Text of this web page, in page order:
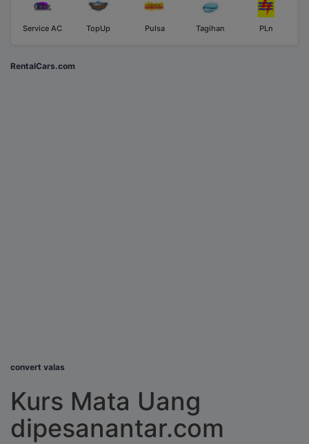
Service AC TopUp Pulsa Tagihan PLn
RentalCars.com
convert valas
Kurs Mata Uang
dipesanantar.com